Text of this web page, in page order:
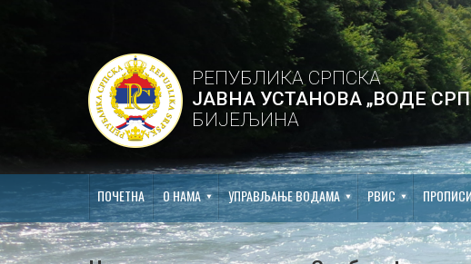
РЕПУБЛИКА СРПСКА
ЈАВНА УСТАНОВА „ВОДЕ
БИЈЕЉИНА
ПОЧЕТНА О НАМА УПРАВЉАЊЕ ВОДАМА РВИС ПРОПИСИ